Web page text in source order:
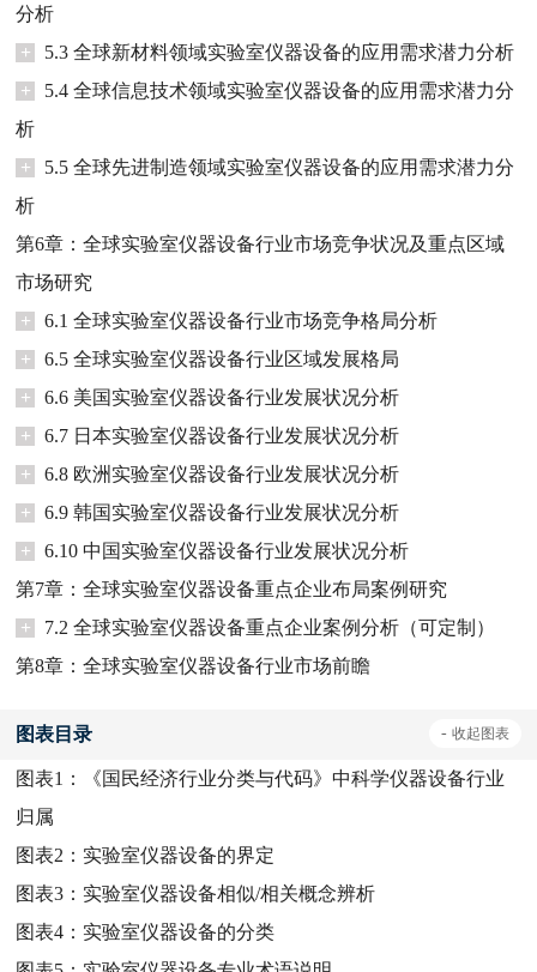
分析
+
5.3 全球新材料领域实验室仪器设备的应用需求潜力分析
+
5.4 全球信息技术领域实验室仪器设备的应用需求潜力分
析
+
5.5 全球先进制造领域实验室仪器设备的应用需求潜力分
析
第6章：全球实验室仪器设备行业市场竞争状况及重点区域
市场研究
+
6.1 全球实验室仪器设备行业市场竞争格局分析
+
6.5 全球实验室仪器设备行业区域发展格局
+
6.6 美国实验室仪器设备行业发展状况分析
+
6.7 日本实验室仪器设备行业发展状况分析
+
6.8 欧洲实验室仪器设备行业发展状况分析
+
6.9 韩国实验室仪器设备行业发展状况分析
+
6.10 中国实验室仪器设备行业发展状况分析
第7章：全球实验室仪器设备重点企业布局案例研究
+
7.2 全球实验室仪器设备重点企业案例分析（可定制）
第8章：全球实验室仪器设备行业市场前瞻
图表目录 - 收起图表
图表1：
《国民经济行业分类与代码》中科学仪器设备行业
归属
图表2： 实验室仪器设备的界定
图表3： 实验室仪器设备相似/相关概念辨析
图表4： 实验室仪器设备的分类